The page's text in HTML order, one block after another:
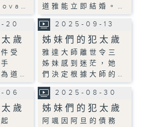
道雅能立即結婚。…
20
歲
受
道…
2025-09-13
姊妹們的犯太歲
雅達大師離世令三
姊妹感到迷茫，她
們決定根據大師的…
06
歲
2025-08-30
姊妹們的犯太歲
阿颯因阿旦的債務